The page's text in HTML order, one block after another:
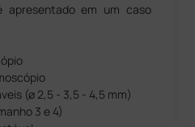
em um caso
(ø 2,5 - 3,5 - 4,5 mm)
3 e 4)